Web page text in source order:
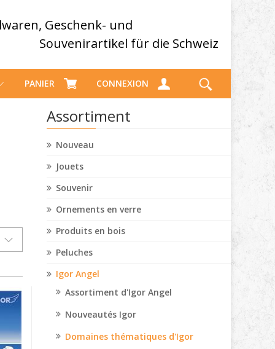
Geschenk- und
Souvenirartikel für die Schweiz
PANIER CONNEXION
Assortiment
Nouveau
Jouets
Souvenir
Ornements en verre
Produits en bois
Peluches
Igor Angel
Assortiment d'Igor Angel
Nouveautés Igor
Domaines thématiques d'Igor